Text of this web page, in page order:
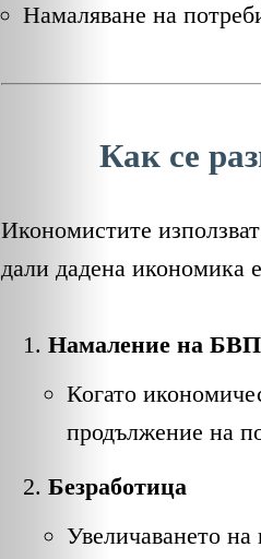
Намаляване на
Как се
Икономистите
дали дадена икономика
Намаление на БВП
Когато
продължение на
Безработица
Увеличаването на